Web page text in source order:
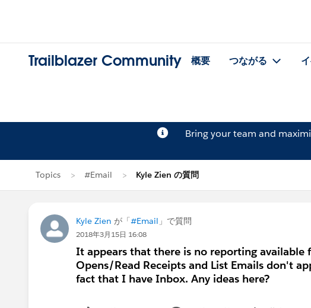
Trailblazer Community 概要 つながる
Bring your team and
Topics #Email Kyle Zien の質問
Kyle Zien が「#Email 」で質問
2018年3月15日 16:08
It appears that there is no reporting available
Opens/Read Receipts and List Emails don't
fact that I have Inbox. Any ideas here?